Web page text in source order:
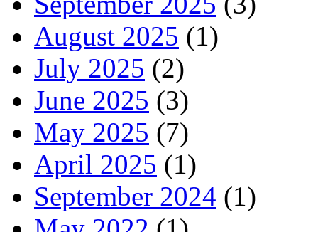
August 2025 (1)
July 2025 (2)
June 2025 (3)
May 2025 (7)
April 2025 (1)
September 2024 (1)